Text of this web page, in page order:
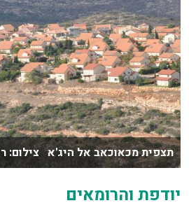
תצפית מכאוכאב אל היג'א צילום:
יודפת והרומאים